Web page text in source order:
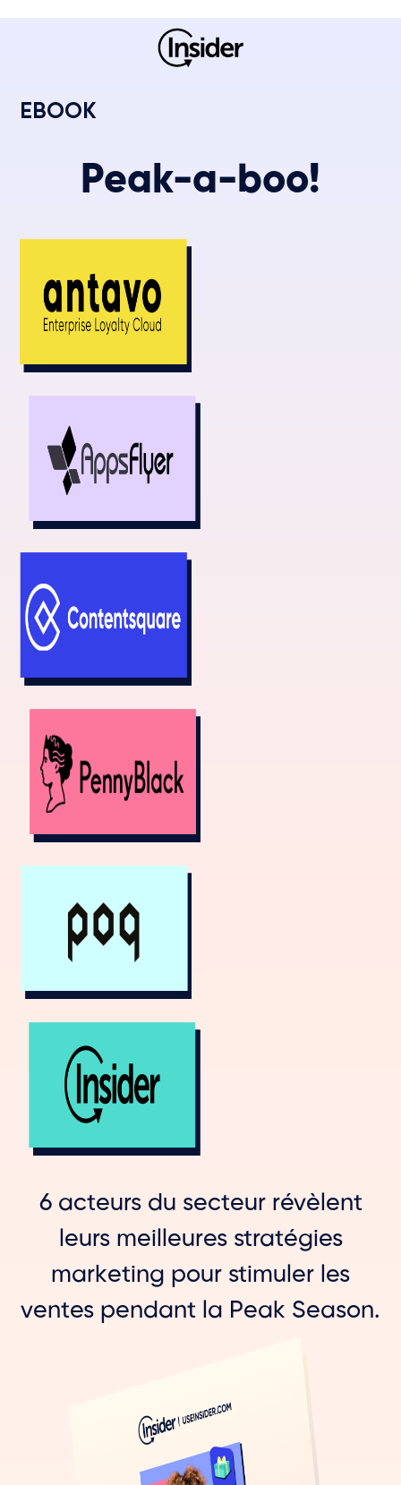
EBOOK
Peak-a-boo!
6 acteurs du secteur révèlent
leurs meilleures stratégies
marketing pour stimuler les
ventes pendant la Peak Season.